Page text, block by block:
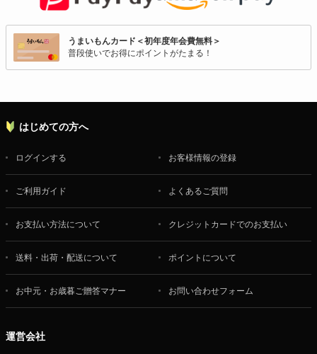
うまいもんカード＜初年度年会費無料＞
普段使いでお得にポイントがたまる！
はじめての方へ
ログインする お客様情報の登録
ご利用ガイド よくあるご質問
お支払い方法について クレジットカードでのお支払い
送料・出荷・配送について ポイントについて
お中元・お歳暮ご贈答マナー お問い合わせフォーム
運営会社